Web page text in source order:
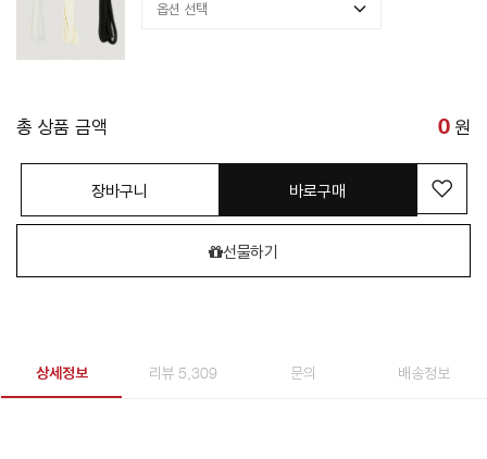
총 상품 금액 0 원
장바구니 바로구매
선물하기
상세정보 리뷰 5,309 문의 배송정보